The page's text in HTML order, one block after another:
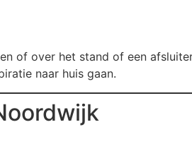
of over het stand of een
naar huis gaan.